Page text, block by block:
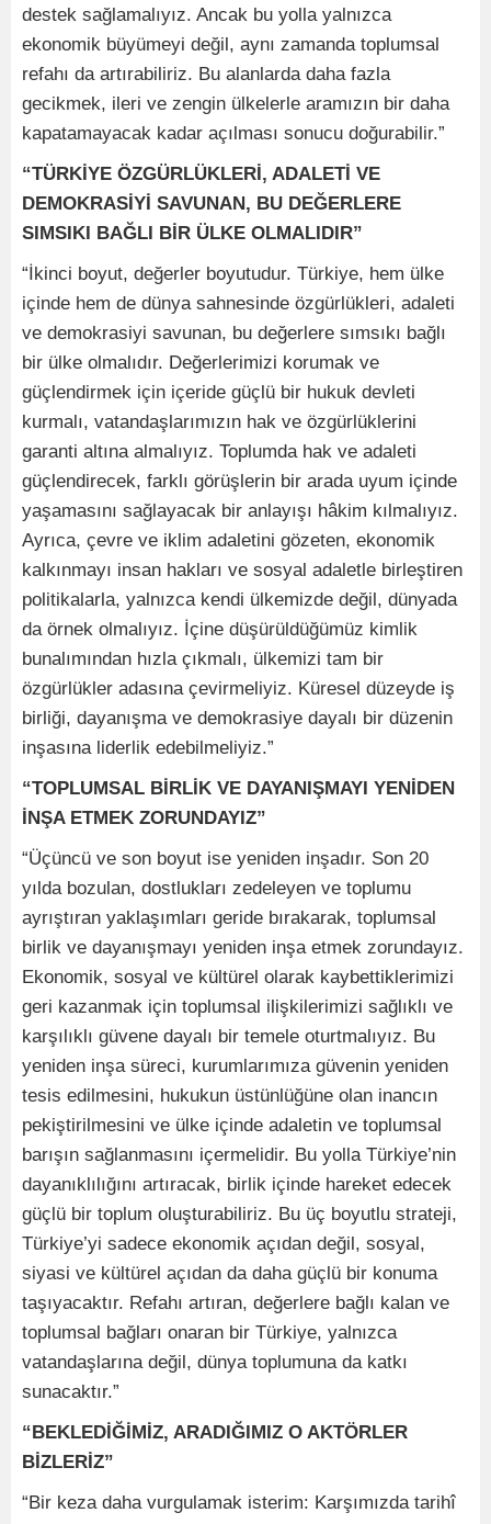
destek sağlamalıyız. Ancak bu yolla yalnızca
ekonomik büyümeyi değil, aynı zamanda toplumsal
refahı da artırabiliriz. Bu alanlarda daha fazla
gecikmek, ileri ve zengin ülkelerle aramızın bir daha
kapatamayacak kadar açılması sonucu doğurabilir.”
“TÜRKİYE ÖZGÜRLÜKLERİ, ADALETİ VE
DEMOKRASİYİ SAVUNAN, BU DEĞERLERE
SIMSIKI BAĞLI BİR ÜLKE OLMALIDIR”
“İkinci boyut, değerler boyutudur. Türkiye, hem ülke
içinde hem de dünya sahnesinde özgürlükleri, adaleti
ve demokrasiyi savunan, bu değerlere sımsıkı bağlı
bir ülke olmalıdır. Değerlerimizi korumak ve
güçlendirmek için içeride güçlü bir hukuk devleti
kurmalı, vatandaşlarımızın hak ve özgürlüklerini
garanti altına almalıyız. Toplumda hak ve adaleti
güçlendirecek, farklı görüşlerin bir arada uyum içinde
yaşamasını sağlayacak bir anlayışı hâkim kılmalıyız.
Ayrıca, çevre ve iklim adaletini gözeten, ekonomik
kalkınmayı insan hakları ve sosyal adaletle birleştiren
politikalarla, yalnızca kendi ülkemizde değil, dünyada
da örnek olmalıyız. İçine düşürüldüğümüz kimlik
bunalımından hızla çıkmalı, ülkemizi tam bir
özgürlükler adasına çevirmeliyiz. Küresel düzeyde iş
birliği, dayanışma ve demokrasiye dayalı bir düzenin
inşasına liderlik edebilmeliyiz.”
“TOPLUMSAL BİRLİK VE DAYANIŞMAYI YENİDEN
İNŞA ETMEK ZORUNDAYIZ”
“Üçüncü ve son boyut ise yeniden inşadır. Son 20
yılda bozulan, dostlukları zedeleyen ve toplumu
ayrıştıran yaklaşımları geride bırakarak, toplumsal
birlik ve dayanışmayı yeniden inşa etmek zorundayız.
Ekonomik, sosyal ve kültürel olarak kaybettiklerimizi
geri kazanmak için toplumsal ilişkilerimizi sağlıklı ve
karşılıklı güvene dayalı bir temele oturtmalıyız. Bu
yeniden inşa süreci, kurumlarımıza güvenin yeniden
tesis edilmesini, hukukun üstünlüğüne olan inancın
pekiştirilmesini ve ülke içinde adaletin ve toplumsal
barışın sağlanmasını içermelidir. Bu yolla Türkiye’nin
dayanıklılığını artıracak, birlik içinde hareket edecek
güçlü bir toplum oluşturabiliriz. Bu üç boyutlu strateji,
Türkiye’yi sadece ekonomik açıdan değil, sosyal,
siyasi ve kültürel açıdan da daha güçlü bir konuma
taşıyacaktır. Refahı artıran, değerlere bağlı kalan ve
toplumsal bağları onaran bir Türkiye, yalnızca
vatandaşlarına değil, dünya toplumuna da katkı
sunacaktır.”
“BEKLEDİĞİMİZ, ARADIĞIMIZ O AKTÖRLER
BİZLERİZ”
“Bir keza daha vurgulamak isterim: Karşımızda tarihî